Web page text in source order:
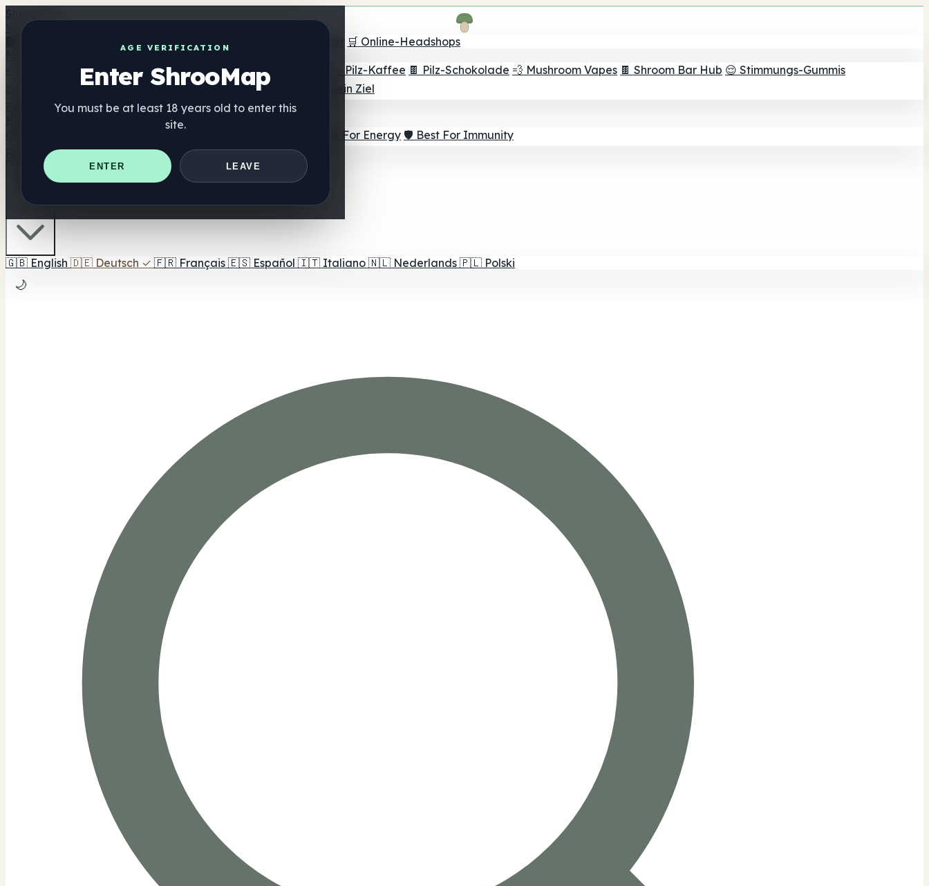
AGE VERIFICATION
Enter ShrooMap
You must be at least 18 years old to enter this
site.
ENTER LEAVE
Verzeichnis
📍 Headshop-Finder
🛒 Online-Headshops
🍬 Pilz-Gummis 💊 Pilz-Kapseln 💧 Pilz-Tinkturen 🫙 Pilz-Pulver ☕ Pilz-Kaffee 🍫 Pilz-Schokolade 💨 Mushroom Vapes 🍫 Shroom Bar Hub 😌 Stimmungs-Gummis
⚖️ Produkte vergleichen 💰 Angebote & Rabatte 🎯 Beste für dein Ziel
⚡ Best For Energy 🛡️ Best For Immunity
Ratgeber Quiz Blog In der Nähe
🇩🇪 DE
🇬🇧 English 🇩🇪 Deutsch ✓ 🇫🇷 Français 🇪🇸 Español 🇮🇹 Italiano 🇳🇱 Nederlands 🇵🇱 Polski
🌙